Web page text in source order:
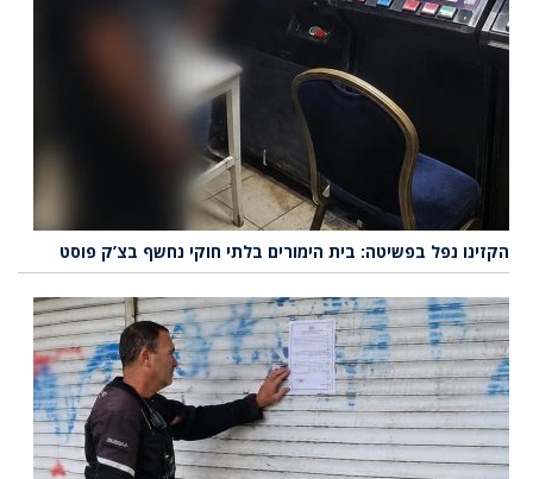
הקזינו נפל בפשיטה: בית הימורים בלתי חוקי נחשף בצ’ק פוסט